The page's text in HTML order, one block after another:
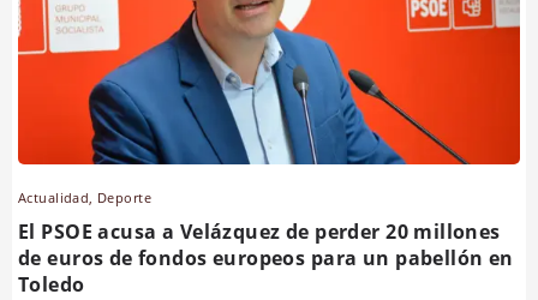
Actualidad, Deporte
El PSOE acusa a Velázquez de perder 20 millones
de euros de fondos europeos para un pabellón en
Toledo